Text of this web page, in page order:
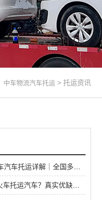
中车物流汽车托运 > 托运资讯